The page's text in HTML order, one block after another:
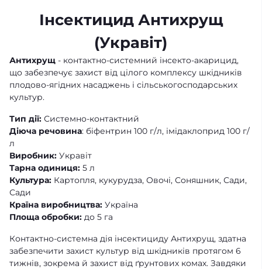
Інсектицид Антихрущ
(Укравіт)
Антихрущ - контактно-системний інсекто-акарицид,
що забезпечує захист від цілого комплексу шкідників
плодово-ягідних насаджень і сільськогосподарських
культур.
Тип дії: Системно-контактний
Діюча речовина: біфентрин 100 г/л, імідаклоприд 100 г/
л
Виробник: Укравіт
Тарна одиниця: 5 л
Культура: Картопля, кукурудза, Овочі, Соняшник, Сади,
Сади
Країна виробництва: Україна
Площа обробки: до 5 га
Контактно-системна дія інсектициду Антихрущ, здатна
забезпечити захист культур від шкідників протягом 6
тижнів, зокрема й захист від ґрунтових комах. Завдяки